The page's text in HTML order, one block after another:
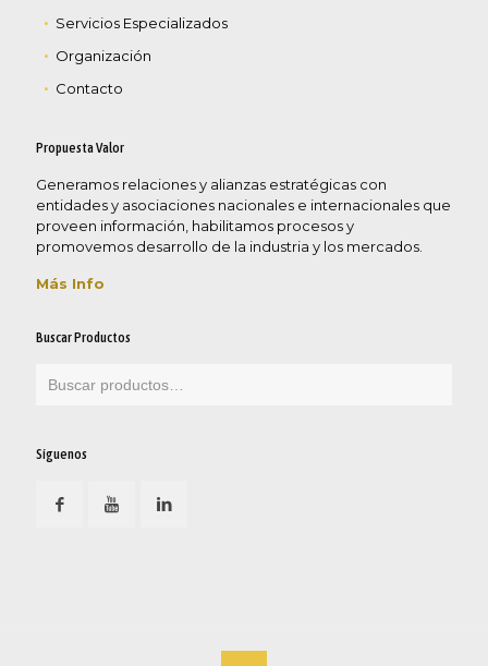
Servicios Especializados
Organización
Contacto
Propuesta Valor
Generamos relaciones y alianzas estratégicas con
entidades y asociaciones nacionales e internacionales que
proveen información, habilitamos procesos y
promovemos desarrollo de la industria y los mercados.
Más Info
Buscar Productos
Síguenos